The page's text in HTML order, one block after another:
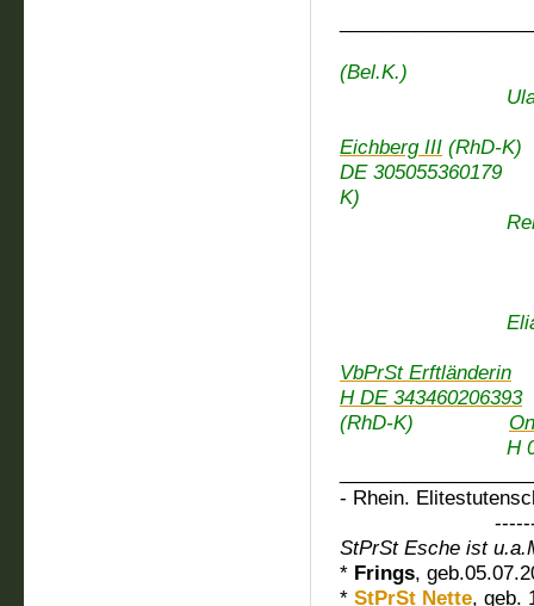
(Bel.K.)
Ulan v.
Eichberg III (RhD-K)
DE
K)
Renette
Elias
VbPrSt Erftländerin
H DE 343460206393
(RhD-K)
H
- Rhein.
StPrSt Esche ist
* Frings,
* StPrSt Nette, geb.